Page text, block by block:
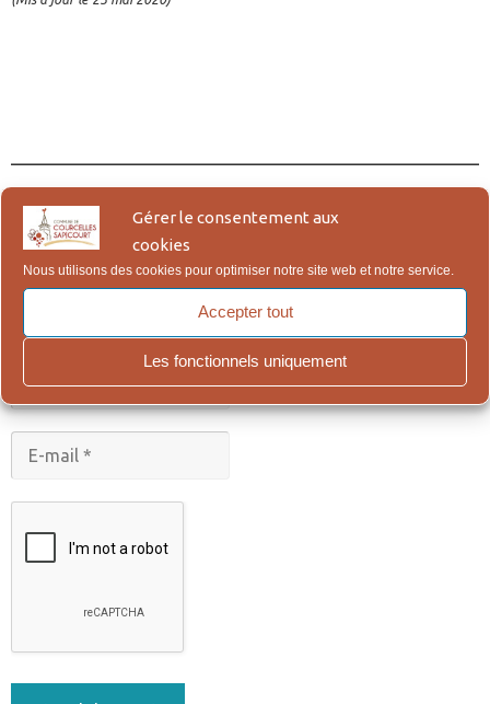
Gérer le consentement aux
cookies
Nous utilisons des cookies pour optimiser notre site web et notre service.
Accepter tout
Les fonctionnels uniquement
Abonnez-vous à notre newsletter
* : Champs obligatoires.